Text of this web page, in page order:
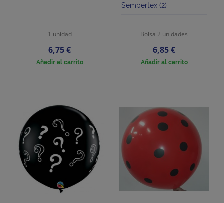
1 unidad
Precio
6,75 €
Añadir al carrito
Sempertex (2)
Bolsa 2 unidades
Precio
6,85 €
Añadir al carrito